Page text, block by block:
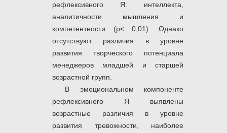
рефлексивного Я: интеллекта,
аналитичности мышления и
компетентности (р< 0,01). Однако
отсутствуют различия в уровне
развития творческого потенциала
менеджеров младшей и старшей
возрастной групп.
В эмоциональном компоненте
рефлексивного Я выявлены
возрастные различия в уровне
развития тревожности, наиболее